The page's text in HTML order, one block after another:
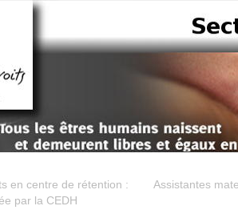
en centre de rétention :
par la CEDH
Assistantes